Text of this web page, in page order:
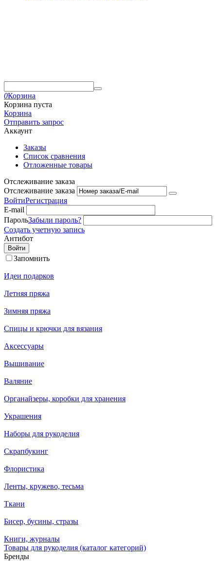
0Корзина
Корзина пуста
Корзина
Отправить запрос
Аккаунт
Заказы
Список сравнения
Отложенные товары
Отслеживание заказа
Отслеживание заказа
ВойтиРегистрация
E-mail
ПарольЗабыли пароль?
Создать учетную запись
Антибот
Войти
Запомнить
Идеи подарков
Летняя пряжа
Зимняя пряжа
Спицы и крючки для вязания
Аксессуары
Вышивание
Валяние
Органайзеры, коробки для хранения
Украшения
Наборы для рукоделия
Скрапбукинг
Флористика
Ленты, кружево, тесьма
Ткани
Бисер, бусины, стразы
Книги, журналы
Товары для рукоделия (каталог категорий)
Бренды